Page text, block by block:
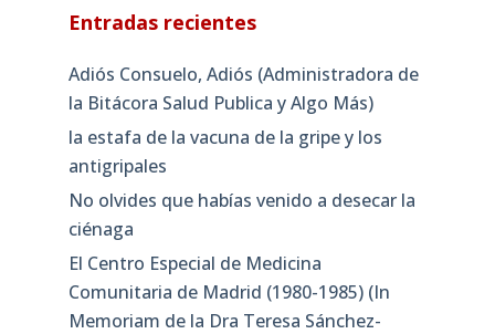
Entradas recientes
Adiós Consuelo, Adiós (Administradora de
la Bitácora Salud Publica y Algo Más)
la estafa de la vacuna de la gripe y los
antigripales
No olvides que habías venido a desecar la
ciénaga
El Centro Especial de Medicina
Comunitaria de Madrid (1980-1985) (In
Memoriam de la Dra Teresa Sánchez-